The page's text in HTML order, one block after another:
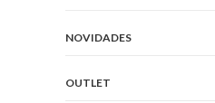
NOVIDADES
OUTLET